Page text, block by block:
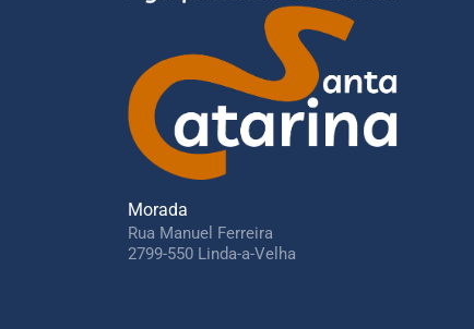
Morada
Rua Manuel Ferreira
2799-550 Linda-a-Velha